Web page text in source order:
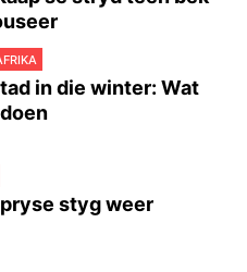
in die winter: Wat
styg weer